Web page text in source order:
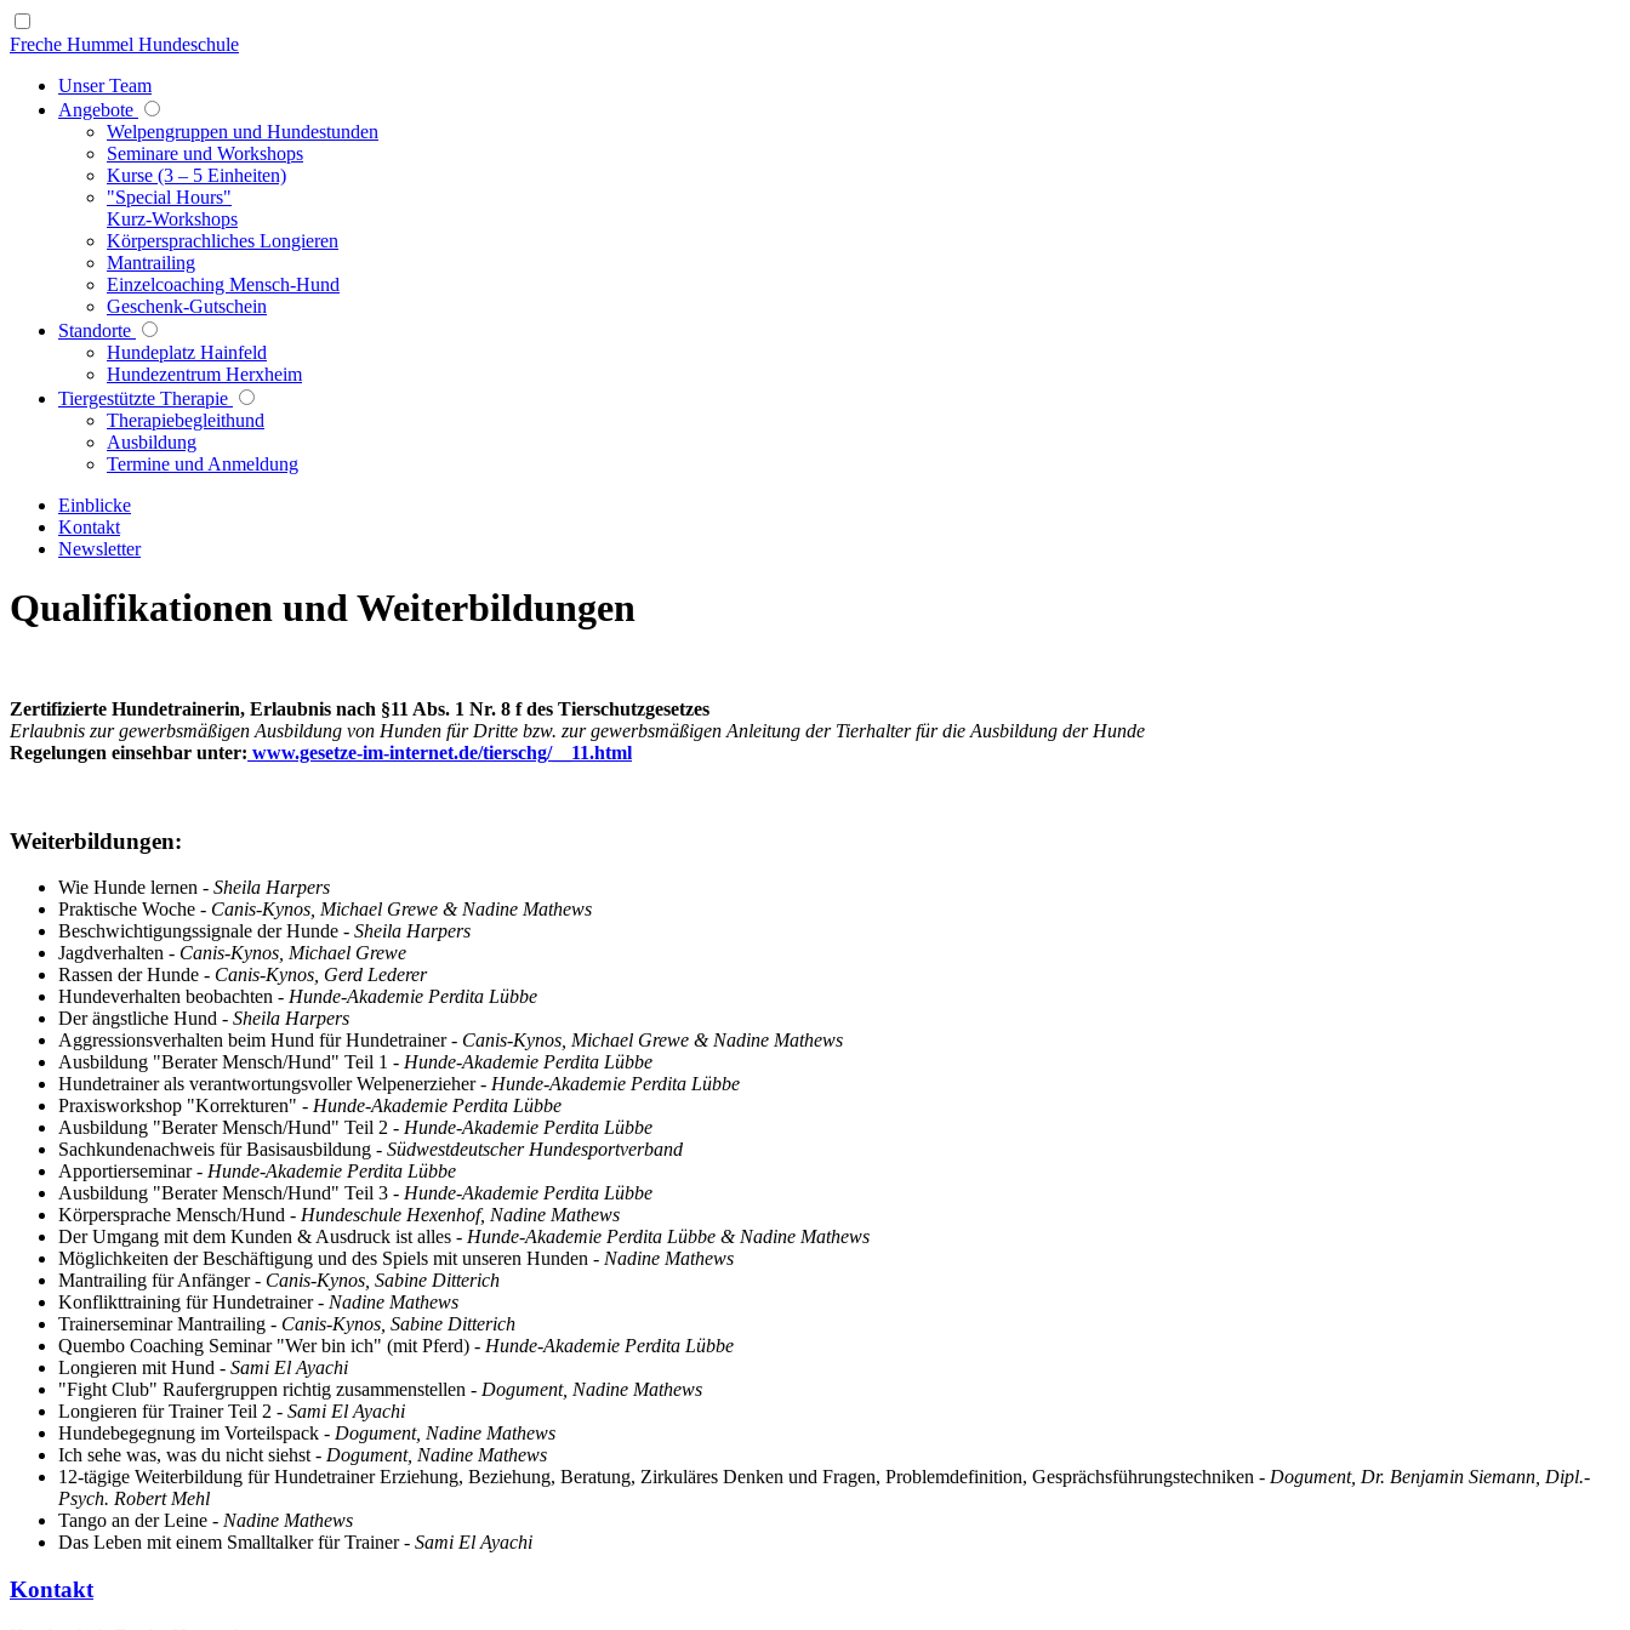
Freche Hummel Hundeschule
Unser Team
Angebote
Welpengruppen und Hundestunden
Seminare und Workshops
Kurse (3 – 5 Einheiten)
"Special Hours"
Kurz-Workshops
Körpersprachliches Longieren
Mantrailing
Einzelcoaching Mensch-Hund
Geschenk-Gutschein
Standorte
Hundeplatz Hainfeld
Hundezentrum Herxheim
Tiergestützte Therapie
Therapiebegleithund
Ausbildung
Termine und Anmeldung
Einblicke
Kontakt
Newsletter
Qualifikationen und Weiterbildungen
Zertifizierte Hundetrainerin, Erlaubnis nach §11 Abs. 1 Nr. 8 f des Tierschutzgesetzes
Erlaubnis zur gewerbsmäßigen Ausbildung von Hunden für Dritte bzw. zur gewerbsmäßigen Anleitung der Tierhalter für die Ausbildung der Hunde
Regelungen einsehbar unter: www.gesetze-im-internet.de/tierschg/__11.html
Weiterbildungen:
Wie Hunde lernen - Sheila Harpers
Praktische Woche - Canis-Kynos, Michael Grewe & Nadine Mathews
Beschwichtigungssignale der Hunde - Sheila Harpers
Jagdverhalten - Canis-Kynos, Michael Grewe
Rassen der Hunde - Canis-Kynos, Gerd Lederer
Hundeverhalten beobachten - Hunde-Akademie Perdita Lübbe
Der ängstliche Hund - Sheila Harpers
Aggressionsverhalten beim Hund für Hundetrainer- Canis-Kynos, Michael Grewe & Nadine Mathews
Ausbildung "Berater Mensch/Hund" Teil 1 - Hunde-Akademie Perdita Lübbe
Hundetrainer als verantwortungsvoller Welpenerzieher- Hunde-Akademie Perdita Lübbe
Praxisworkshop "Korrekturen" - Hunde-Akademie Perdita Lübbe
Ausbildung "Berater Mensch/Hund" Teil 2 - Hunde-Akademie Perdita Lübbe
Sachkundenachweis für Basisausbildung - Südwestdeutscher Hundesportverband
Apportierseminar- Hunde-Akademie Perdita Lübbe
Ausbildung "Berater Mensch/Hund" Teil 3 - Hunde-Akademie Perdita Lübbe
Körpersprache Mensch/Hund - Hundeschule Hexenhof, Nadine Mathews
Der Umgang mit dem Kunden & Ausdruck ist alles - Hunde-Akademie Perdita Lübbe & Nadine Mathews
Möglichkeiten der Beschäftigung und des Spiels mit unseren Hunden - Nadine Mathews
Mantrailing für Anfänger- Canis-Kynos, Sabine Ditterich
Konflikttraining für Hundetrainer- Nadine Mathews
Trainerseminar Mantrailing - Canis-Kynos, Sabine Ditterich
Quembo Coaching Seminar "Wer bin ich" (mit Pferd) - Hunde-Akademie Perdita Lübbe
Longieren mit Hund - Sami El Ayachi
"Fight Club" Raufergruppen richtig zusammenstellen - Dogument, Nadine Mathews
Longieren für Trainer Teil 2 - Sami El Ayachi
Hundebegegnung im Vorteilspack - Dogument, Nadine Mathews
Ich sehe was, was du nicht siehst - Dogument, Nadine Mathews
12-tägige Weiterbildung für Hundetrainer Erziehung, Beziehung, Beratung, Zirkuläres Denken und Fragen, Problemdefinition, Gesprächsführungstechniken - Dogument, Dr. Benjamin Siemann, Dipl.-
Psych. Robert Mehl
Tango an der Leine - Nadine Mathews
Das Leben mit einem Smalltalker für Trainer - Sami El Ayachi
Kontakt